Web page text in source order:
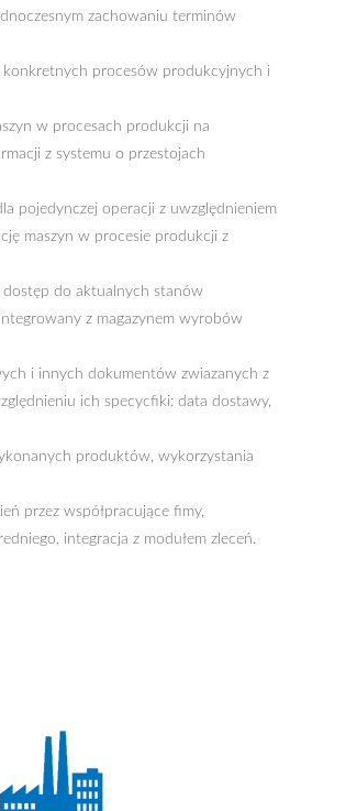
zachowaniu terminów
procesów produkcyjnych i
w procesach produkcji na
z systemu o przestojach
pojedynczej operacji z uwzględnieniem
maszyn w procesie produkcji z
dostęp do aktualnych stanów
z magazynem wyrobów
i innych dokumentów zwiazanych z
ich specycfiki: data dostawy,
produktów, wykorzystania
przez współpracujące fimy,
integracja z modułem zleceń.